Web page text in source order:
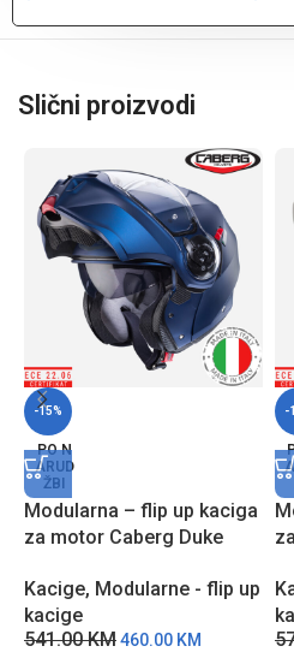
Slični proizvodi
-15%
PO N
ARUD
ŽBI
Modularna – flip up kaciga
za motor Caberg Duke
Kacige, Modularne - flip up
kacige
541.00KM460.00 KM
-